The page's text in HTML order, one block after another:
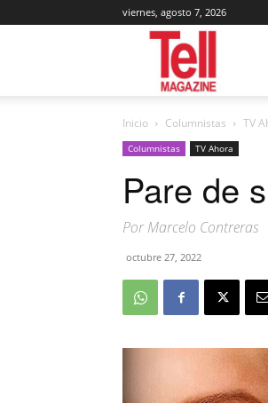
viernes, agosto 7, 2026
Inicio Columnistas TV
Columnistas TV Ahora
Pare de
Por Marcelo Contreras
octubre 27, 2022